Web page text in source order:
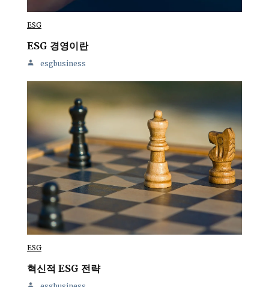
ESG
ESG 경영이란
esgbusiness
ESG
혁신적 ESG 전략